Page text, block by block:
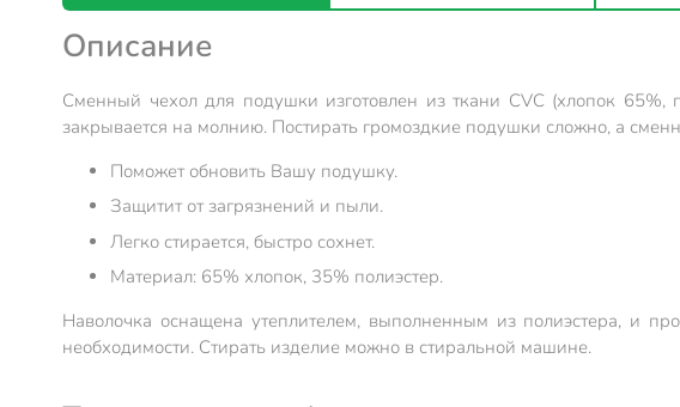
Описание
Сменный чехол для подушки изготовлен из ткани CVC (хлопок 65%,
закрывается на молнию. Постирать громоздкие подушки сложно, а
Поможет обновить Вашу подушку.
Защитит от загрязнений и пыли.
Легко стирается, быстро сохнет.
Материал: 65% хлопок, 35% полиэстер.
Наволочка оснащена утеплителем, выполненным из полиэстера, и
необходимости. Стирать изделие можно в стиральной машине.